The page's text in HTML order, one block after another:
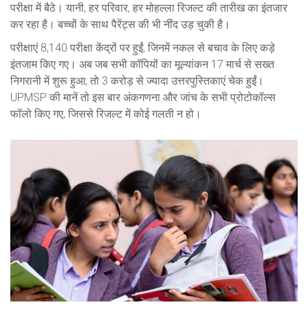
परीक्षा में बैठे। यानी, हर परिवार, हर मोहल्ला रिजल्ट की तारीख का इंतजार
कर रहा है। बच्चों के साथ पैरेंट्स की भी नींद उड़ चुकी है।
परीक्षाएं 8,140 परीक्षा केंद्रों पर हुईं, जिनमें नकल से बचाव के लिए कड़े
इंतजाम किए गए। अब जब सभी कॉपियों का मूल्यांकन 17 मार्च से सख्त
निगरानी में शुरू हुआ, तो 3 करोड़ से ज्यादा उत्तरपुस्तिकाएं चेक हुईं।
UPMSP की मानें तो इस बार अंकगणना और जांच के सभी प्रोटोकॉल्स
फॉलो किए गए, जिससे रिजल्ट में कोई गलती न हो।